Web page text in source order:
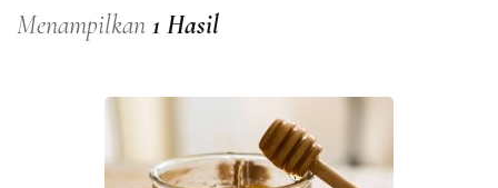
Menampilkan 1 Hasil